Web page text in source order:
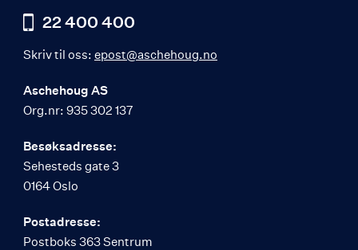
22 400 400
Skriv til oss: epost@aschehoug.no
Aschehoug AS
Org.nr: 935 302 137
Besøksadresse:
Sehesteds gate 3
0164 Oslo
Postadresse:
Postboks 363 Sentrum